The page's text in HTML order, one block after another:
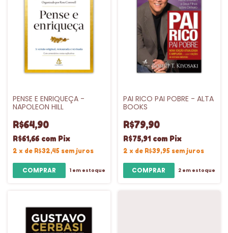
PENSE E ENRIQUEÇA -
NAPOLEON HILL
R$64,90
R$61,66 com Pix
2 x de R$32,45 sem juros
1em estoque
PAI RICO PAI POBRE - ALTA
BOOKS
R$79,90
R$75,91 com Pix
2 x de R$39,95 sem juros
2 em estoque